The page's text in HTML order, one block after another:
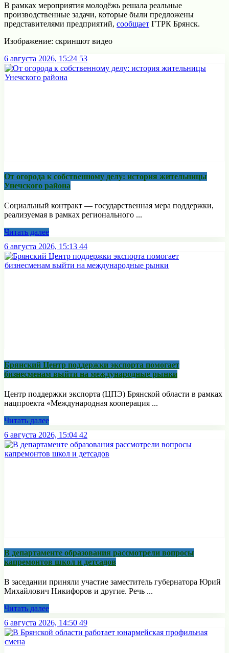
В рамках мероприятия молодёжь решала реальные
производственные задачи, которые были предложены
представителями предприятий, сообщает ГТРК Брянск.
Изображение: скриншот видео
6 августа 2026, 15:24 53
От огорода к собственному делу: история жительницы
Унечского района
Социальный контракт — государственная мера поддержки,
реализуемая в рамках регионального ...
Читать далее
6 августа 2026, 15:13 44
Брянский Центр поддержки экспорта помогает
бизнесменам выйти на международные рынки
Центр поддержки экспорта (ЦПЭ) Брянской области в рамках
нацпроекта «Международная кооперация ...
Читать далее
6 августа 2026, 15:04 42
В департаменте образования рассмотрели вопросы
капремонтов школ и детсадов
В заседании приняли участие заместитель губернатора Юрий
Михайлович Никифоров и другие. Речь ...
Читать далее
6 августа 2026, 14:50 49